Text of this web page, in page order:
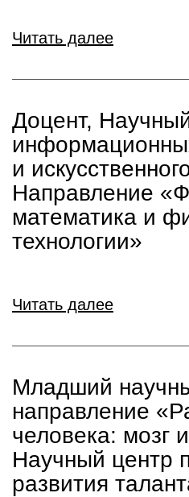
Читать далее
Доцент,
и
Направление
математика и
технологии»
Читать далее
Младший
направление
человека: мозг
Научный центр
развития